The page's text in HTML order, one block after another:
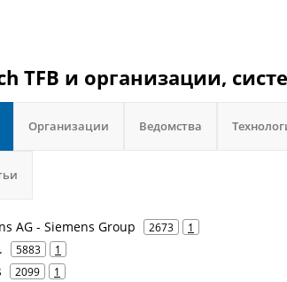
TFB и организации,
Организации Ведомства
AG - Siemens Group 2673 1
5883 1
2099 1